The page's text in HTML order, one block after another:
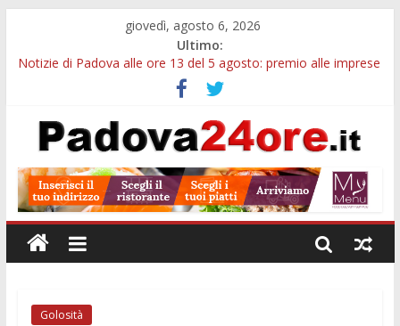
giovedì, agosto 6, 2026
Ultimo:
Notizie di Padova alle ore 13 del 5 agosto: premio alle imprese
Notizie di Padova alle ore 21: SIT torna all’utile, crescono le
auto nuove e concorsi comunali
Transizione 4.0, più tempo alle imprese del Padovano:
Quando le dimissioni non fanno perdere la NASpI: le tutele
previste nei casi di violenza di genere
Malattie neurodegenerative, uno studio dell’Università di
Padova parte dall’infiammazione intestinale
Golosità